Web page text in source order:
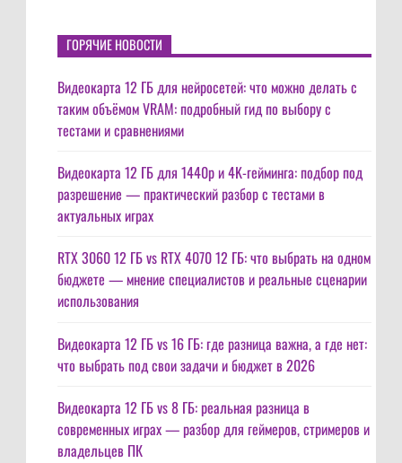
ГОРЯЧИЕ НОВОСТИ
Видеокарта 12 ГБ для нейросетей: что можно делать с
таким объёмом VRAM: подробный гид по выбору с
тестами и сравнениями
Видеокарта 12 ГБ для 1440p и 4K-гейминга: подбор под
разрешение — практический разбор с тестами в
актуальных играх
RTX 3060 12 ГБ vs RTX 4070 12 ГБ: что выбрать на одном
бюджете — мнение специалистов и реальные сценарии
использования
Видеокарта 12 ГБ vs 16 ГБ: где разница важна, а где нет:
что выбрать под свои задачи и бюджет в 2026
Видеокарта 12 ГБ vs 8 ГБ: реальная разница в
современных играх — разбор для геймеров, стримеров и
владельцев ПК